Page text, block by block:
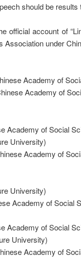
should be
official account of
under
Academy of
Academy of
Academy of Social
University)
Academy of
University)
Academy of Social
Academy of Social
University)
Academy of